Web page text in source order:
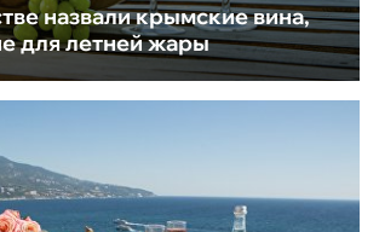
назвали крымские вина,
для летней жары